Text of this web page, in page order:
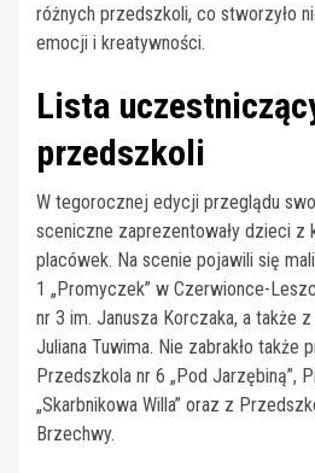
różnych przedszkoli, co stworzyło
emocji i kreatywności.
Lista
przedszkoli
W tegorocznej edycji przeglądu
sceniczne zaprezentowały dzieci z
placówek. Na scenie pojawili się
1 „Promyczek” w Czerwionce-
nr 3 im. Janusza Korczaka, a także
Juliana Tuwima. Nie zabrakło także
Przedszkola nr 6 „Pod Jarzębiną”,
„Skarbnikowa Willa” oraz z
Brzechwy.